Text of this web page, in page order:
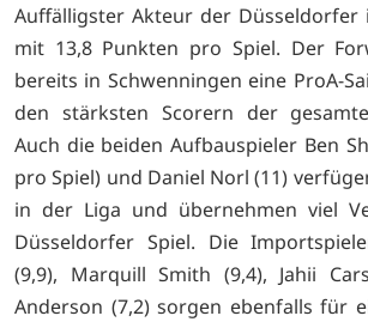
Auffälligster Akteur der Düsseldorfer
mit 13,8 Punkten pro Spiel. Der
bereits in Schwenningen eine ProA-
den stärksten Scorern der
Auch die beiden Aufbauspieler Ben
pro Spiel) und Daniel Norl (11)
in der Liga und übernehmen viel
Düsseldorfer Spiel. Die
(9,9), Marquill Smith (9,4), Jahii
Anderson (7,2) sorgen ebenfalls für